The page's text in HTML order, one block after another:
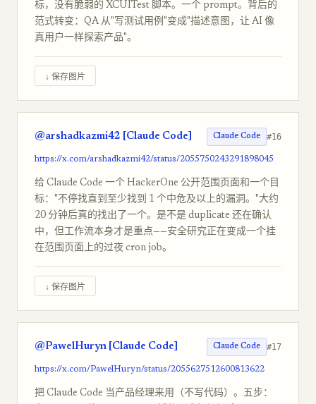
标，没有脆弱的 XCUITest 脚本。一个 prompt。背后的
范式转变：QA 从"写测试用例"变成"描述意图，让 AI 像
真用户一样探索产品"。
↓ 保存图片
@arshadkazmi42 [Claude Code] Claude Code #16
https://x.com/arshadkazmi42/status/2055750243291898045
给 Claude Code 一个 HackerOne 公开范围页面和一个目
标："不停找直到至少找到 1 个中危及以上的漏洞。"大约
20 分钟后真的找出了一个。是不是 duplicate 还在确认
中，但工作流本身才是重点——安全研究正在变成一个挂
在范围页面上的过夜 cron job。
↓ 保存图片
@PawelHuryn [Claude Code] Claude Code #17
https://x.com/PawelHuryn/status/2055627512600813622
把 Claude Code 当产品经理来用（不写代码）。五步：